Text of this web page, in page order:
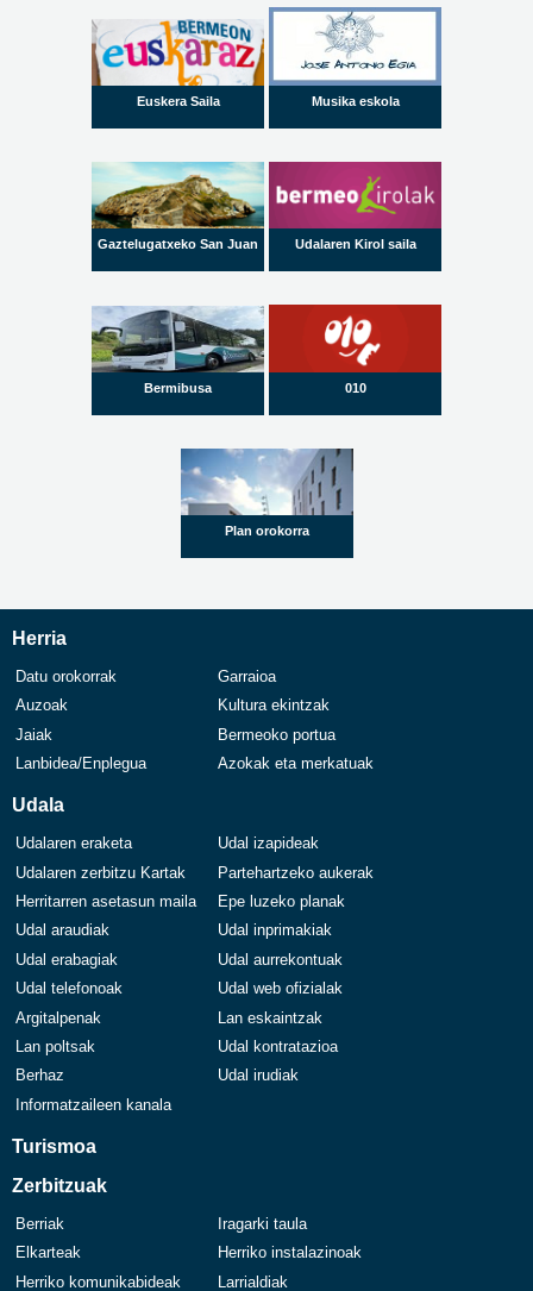
Euskera Saila Musika eskola
Gaztelugatxeko San Juan Udalaren Kirol saila
Bermibusa 010
Plan orokorra
Herria
Datu orokorrak
Garraioa
Auzoak
Kultura ekintzak
Jaiak
Bermeoko portua
Lanbidea/Enplegua
Azokak eta merkatuak
Udala
Udalaren eraketa
Udal izapideak
Udalaren zerbitzu Kartak
Partehartzeko aukerak
Herritarren asetasun maila
Epe luzeko planak
Udal araudiak
Udal inprimakiak
Udal erabagiak
Udal aurrekontuak
Udal telefonoak
Udal web ofizialak
Argitalpenak
Lan eskaintzak
Lan poltsak
Udal kontratazioa
Berhaz
Udal irudiak
Informatzaileen kanala
Turismoa
Zerbitzuak
Berriak
Iragarki taula
Elkarteak
Herriko instalazinoak
Herriko komunikabideak
Larrialdiak